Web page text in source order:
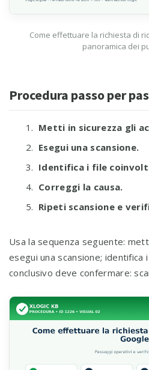
Come effettuare la richiesta di
panoramica dei
Procedura passo per
Metti in sicurezza gli
Esegui una scansione.
Identifica i file
Correggi la causa.
Ripeti scansione e
Usa la sequenza seguente:
esegui una scansione;
conclusivo deve confermare: